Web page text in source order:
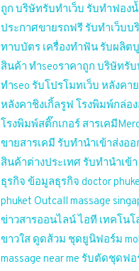
ถูก บริษัทรับทำเว็บ รับทำฟอง
ประกาศขายรถฟรี รับทำเว็บบ
ทาบบัตร เครื่องทำฟัน รับผลิต
สินค้า ทำseoราคาถูก บริษัทรับ
ทำseo รับโปรโมทเว็บ หลังคา
หลังคาชิงเกิ้ลรูฟ โรงพิมพ์กล่อ
โรงพิมพ์สติ๊กเกอร์ สารเคมี
ขายสารเคมี รับทำนำเข้าส่งออ
สินค้าต่างประเทศ รับทำนำเข้า
ธุรกิจ ข้อมูลธุรกิจ doctor
phuket Outcall massage
ข่าวสารออนไลน์ไอที เทคโนโ
ขาวใส ดูดส้วม ชุดยูนิฟอร์ม
massage near me รับตัดชุดฟอ